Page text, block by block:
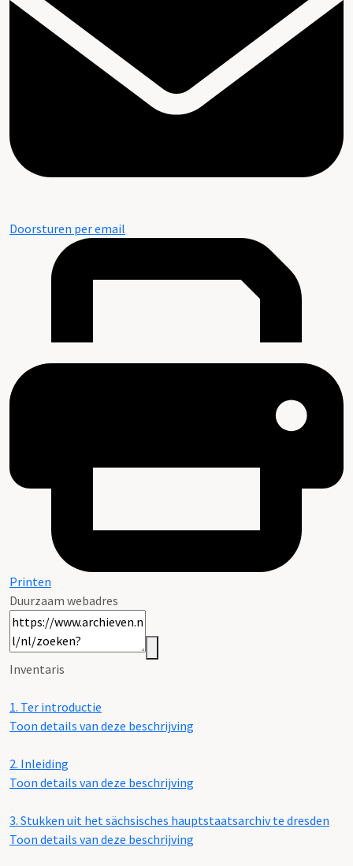
Doorsturen per email
Printen
Duurzaam webadres
Inventaris
1. Ter introductie
Toon details van deze beschrijving
2. Inleiding
Toon details van deze beschrijving
3. Stukken uit het sächsisches hauptstaatsarchiv te dresden
Toon details van deze beschrijving